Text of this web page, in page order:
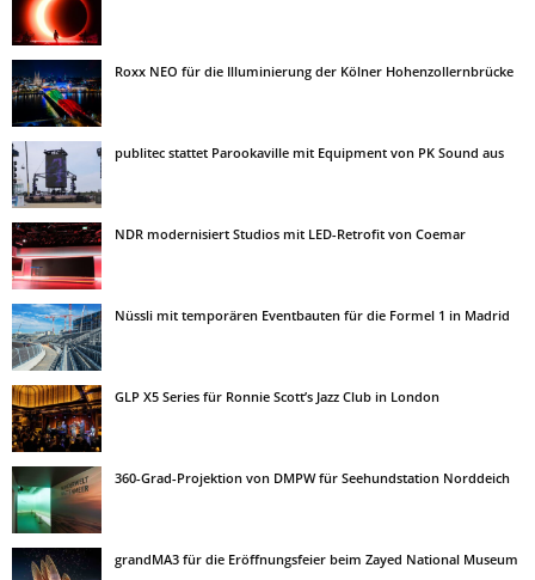
Roxx NEO für die Illuminierung der Kölner Hohenzollernbrücke
publitec stattet Parookaville mit Equipment von PK Sound aus
NDR modernisiert Studios mit LED-Retrofit von Coemar
Nüssli mit temporären Eventbauten für die Formel 1 in Madrid
GLP X5 Series für Ronnie Scott’s Jazz Club in London
360-Grad-Projektion von DMPW für Seehundstation Norddeich
grandMA3 für die Eröffnungsfeier beim Zayed National Museum